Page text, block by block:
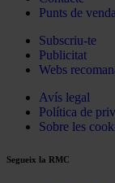
Punts de venda
Subscriu-te
Publicitat
Webs
Avís legal
Política de
Sobre les
Segueix la RMC